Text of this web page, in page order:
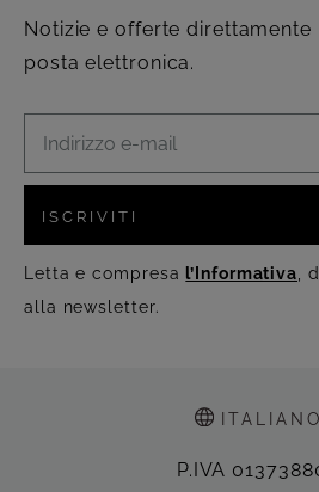
Notizie e offerte
posta elettronica.
ISCRIVITI
Letta e compresa l’Informativa ,
alla newsletter.
ITALIANO
P.IVA